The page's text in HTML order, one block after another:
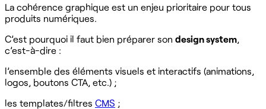
La cohérence graphique est un enjeu prioritaire pour tous
produits numériques.
C’est pourquoi il faut bien préparer son design system,
c’est-à-dire :
l’ensemble des éléments visuels et interactifs (animations,
logos, boutons CTA, etc.) ;
les templates/filtres CMS ;